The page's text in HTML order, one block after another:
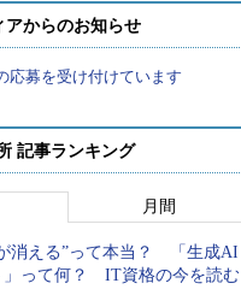
アからのお知らせ
応募を受け付けています
記事ランキング
月間
消える”って本当？ 「生成AI
」って何？ IT資格の今を読む